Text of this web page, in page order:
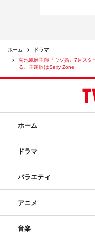
2023年夏ドラマ
ウソ婚 夏ド
長濱ねる
ホーム
ドラマ
菊池風磨主演『ウソ婚』7月スタ
る、主題歌はSexy Zone
ホーム
ドラマ
バラエティ
アニメ
音楽